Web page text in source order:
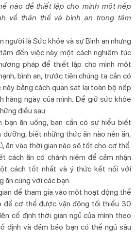
nào để thiết lập cho mình một nếp
về thân thể và bình an trong tâm
người là Sức khỏe và sự Bình an nhưng
đến việc này một cách nghiêm túc
pháp để thiết lập cho mình một
bình an, trước tiên chúng ta cần có
bằng cách quan sát lại toàn bộ nếp
hàng ngày của mình. Để giữ sức khỏe
điều sau:
bạn ăn uống, bạn cần có sự hiểu biết
dưỡng, biết những thức ăn nào nên ăn,
ăn vào thời gian nào sẽ tốt cho cơ thể.
cách ăn có chánh niệm để cảm nhận
cách tốt nhất và ý thức kết nối với
ăn cùng với các bạn.
để tham gia vào một hoạt động thể
để cơ thể được vận động tối thiểu 30
cố định thời gian ngủ của mình theo
định và đảm bảo bạn có thể ngủ sâu